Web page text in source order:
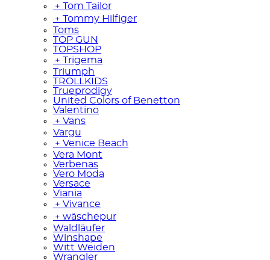
﹢ Tom Tailor
﹢ Tommy Hilfiger
Toms
TOP GUN
TOPSHOP
﹢ Trigema
Triumph
TROLLKIDS
Trueprodigy
United Colors of Benetton
Valentino
﹢ Vans
Vargu
﹢ Venice Beach
Vera Mont
Verbenas
Vero Moda
Versace
Viania
﹢ Vivance
﹢ wäschepur
Waldläufer
Winshape
Witt Weiden
Wrangler